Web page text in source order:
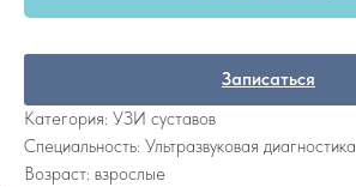
Записаться
Категория: УЗИ суставов
Специальность: Ультразвуковая диагностика
Возраст: взрослые